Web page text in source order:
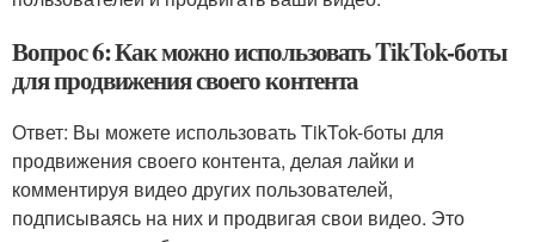
Вопрос 6: Как можно использовать TikTok-боты
для продвижения своего контента
Ответ: Вы можете использовать TikTok-боты для
продвижения своего контента, делая лайки и
комментируя видео других пользователей,
подписываясь на них и продвигая свои видео. Это